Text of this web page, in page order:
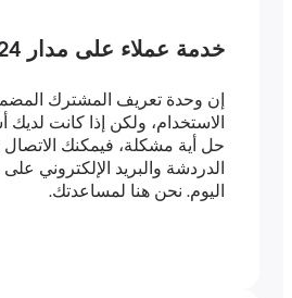
خدمة عملاء على مدار 24 ساعة
الاستخدام، ولكن إذا كانت لديك أسئلة
حل أية مشكلة، فيمكنك الاتصال بنا
اليوم. نحن هنا لمساعدتك.